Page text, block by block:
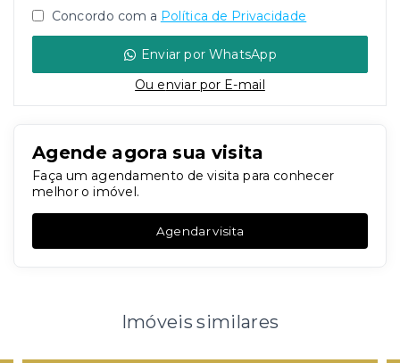
Concordo com a Política de Privacidade
Enviar por WhatsApp
Ou enviar por E-mail
Agende agora sua visita
Faça um agendamento de visita para conhecer
melhor o imóvel.
Agendar visita
Imóveis similares